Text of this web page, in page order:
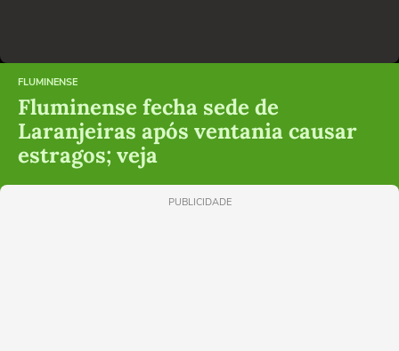
FLUMINENSE
Fluminense fecha sede de
Laranjeiras após ventania causar
estragos; veja
PUBLICIDADE